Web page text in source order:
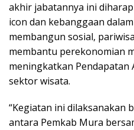
akhir jabatannya ini
icon dan kebanggaan
membangun sosial,
membantu perekonomian
meningkatkan Pendapatan
sektor wisata.
“Kegiatan ini dilaksanakan
antara Pemkab Mura